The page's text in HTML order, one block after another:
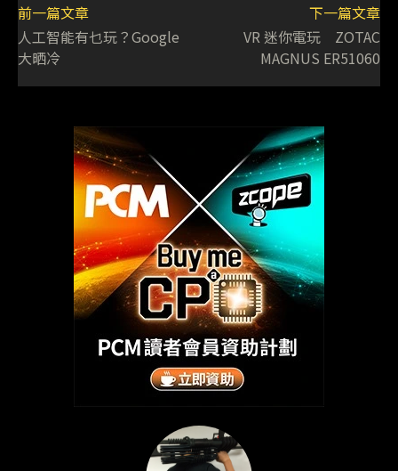
前一篇文章
人工智能有乜玩？Google
大晒冷
下一篇文章
VR 迷你電玩 ZOTAC
MAGNUS ER51060